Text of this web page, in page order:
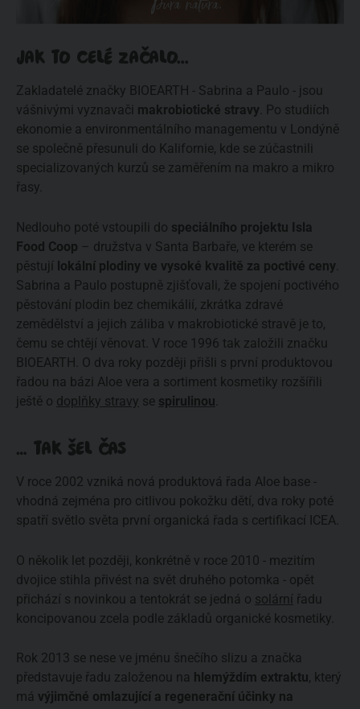
JAK TO CELÉ ZAČALO...
Zakladatelé značky BIOEARTH - Sabrina a Paulo - jsou
vášnivými vyznavači makrobiotické stravy . Po studiích
ekonomie a environmentálního managementu v Londýně
se společně přesunuli do Kalifornie, kde se zúčastnili
specializovaných kurzů se zaměřením na makro a mikro
řasy.
Nedlouho poté vstoupili do speciálního projektu Isla
Food Coop – družstva v Santa Barbaře, ve kterém se
pěstují lokální plodiny ve vysoké kvalitě za poctivé ceny
Sabrina a Paulo postupně zjišťovali, že spojení poctivého
pěstování plodin bez chemikálií, zkrátka zdravé
zemědělství a jejich záliba v makrobiotické stravě je to,
čemu se chtějí věnovat. V roce 1996 tak založili značku
BIOEARTH. O dva roky později přišli s první produktovou
řadou na bázi Aloe vera a sortiment kosmetiky rozšířili
ještě o doplňky stravy se spirulinou
… TAK ŠEL ČAS
V roce 2002 vzniká nová produktová řada Aloe base -
vhodná zejména pro citlivou pokožku dětí, dva roky poté
spatří světlo světa první organická řada s certifikací ICEA.
O několik let později, konkrétně v roce 2010 - mezitím
dvojice stihla přivést na svět druhého potomka - opět
přichází s novinkou a tentokrát se jedná o solární řadu
koncipovanou zcela podle základů organické kosmetiky.
Rok 2013 se nese ve jménu šnečího slizu a značka
představuje řadu založenou na hlemýždím extraktu, který
má výjimčné omlazující a regenerační účinky na